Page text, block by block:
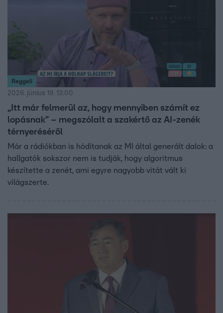
Reggeli
2026. június 19. 13:00
„Itt már felmerül az, hogy mennyiben számít ez
lopásnak” – megszólalt a szakértő az AI-zenék
térnyeréséről
Már a rádiókban is hódítanak az MI által generált dalok: a
hallgatók sokszor nem is tudják, hogy algoritmus
készítette a zenét, ami egyre nagyobb vitát vált ki
világszerte.